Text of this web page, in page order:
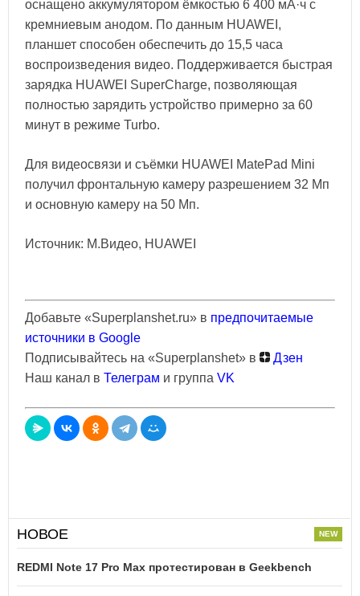
оснащено аккумулятором ёмкостью 6 400 мА·ч с
кремниевым анодом. По данным HUAWEI,
планшет способен обеспечить до 15,5 часа
воспроизведения видео. Поддерживается быстрая
зарядка HUAWEI SuperCharge, позволяющая
полностью зарядить устройство примерно за 60
минут в режиме Turbo.
Для видеосвязи и съёмки HUAWEI MatePad Mini
получил фронтальную камеру разрешением 32 Мп
и основную камеру на 50 Мп.
Источник: М.Видео, HUAWEI
Добавьте «Superplanshet.ru» в предпочитаемые
источники в Google
Подписывайтесь на «Superplanshet» в
Дзен
Наш канал в Телеграм и группа VK
НОВОЕ
REDMI Note 17 Pro Max протестирован в Geekbench